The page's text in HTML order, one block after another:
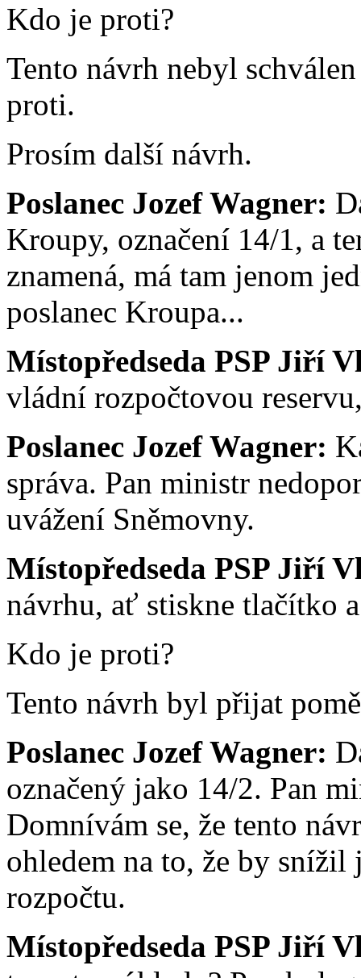
Kdo je proti?
Tento návrh nebyl
proti.
Prosím další návrh.
Poslanec Jozef Wagner:
Kroupy, označení 14/1, a
znamená, má tam jenom
poslanec Kroupa...
Místopředseda PSP Jiří
vládní rozpočtovou
Poslanec Jozef Wagner:
správa. Pan ministr
uvážení Sněmovny.
Místopředseda PSP Jiří
návrhu, ať stiskne tlačítko
Kdo je proti?
Tento návrh byl přijat
Poslanec Jozef Wagner:
označený jako 14/2. Pan
Domnívám se, že tento
ohledem na to, že by
rozpočtu.
Místopředseda PSP Jiří